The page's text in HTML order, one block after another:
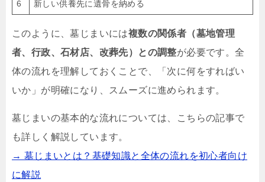
6 新しい供養先に遺骨を納める
このように、墓じまいには複数の関係者（墓地管理
者、行政、石材店、改葬先）との調整が必要です。全
体の流れを理解しておくことで、「次に何をすればい
いか」が明確になり、スムーズに進められます。
墓じまいの基本的な流れについては、こちらの記事で
も詳しく解説しています。
→ 墓じまいとは？基礎知識と全体の流れを初心者向け
に解説